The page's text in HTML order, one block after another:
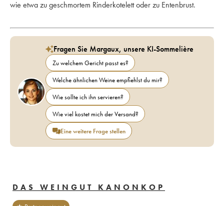
Fragen Sie Margaux, unsere KI-Sommelière
Zu welchem Gericht passt es?
Welche ähnlichen Weine empfiehlst du mir?
Wie sollte ich ihn servieren?
Wie viel kostet mich der Versand?
Eine weitere Frage stellen
DAS WEINGUT KANONKOP